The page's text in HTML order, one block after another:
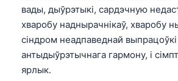
вады, дыўрэтыкі, сардэчную
хваробу наднырачнікаў, хваробу
сіндром неадпаведнай выпрацоўкі
антыдыўрэтычнага гармону, і
ярлык.Português
Ελληνικά
Türkçe
Română